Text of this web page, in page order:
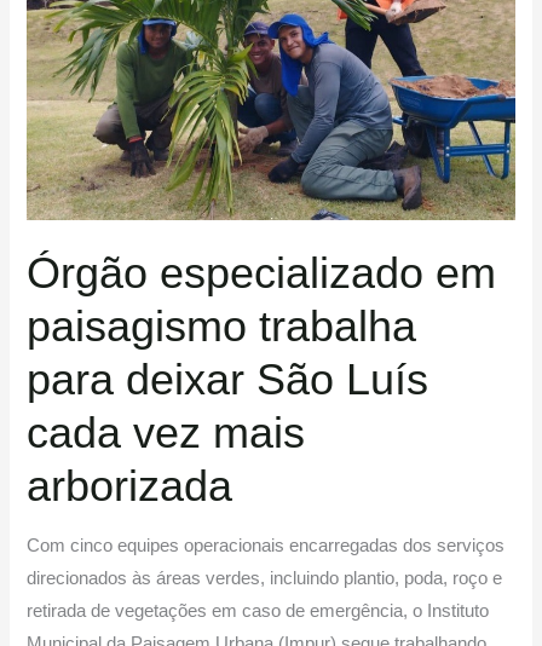
Órgão especializado em
paisagismo trabalha
para deixar São Luís
cada vez mais
arborizada
Com cinco equipes operacionais encarregadas dos serviços
direcionados às áreas verdes, incluindo plantio, poda, roço e
retirada de vegetações em caso de emergência, o Instituto
para
deixar
São
Luís
cada
vez
mais
arborizada